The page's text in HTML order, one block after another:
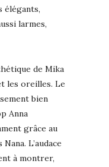
élégants,
larmes,
de Mika
les oreilles. Le
bien
Anna
grâce au
L’audace
à montrer,